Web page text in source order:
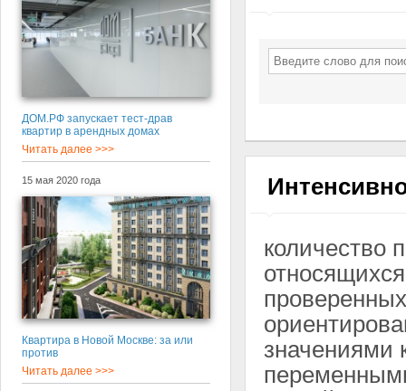
ДОМ.РФ запускает тест-драв
квартир в арендных домах
Читать далее >>>
15 мая 2020 года
Квартира в Новой Москве: за или
против
Читать далее >>>
количество
значениями